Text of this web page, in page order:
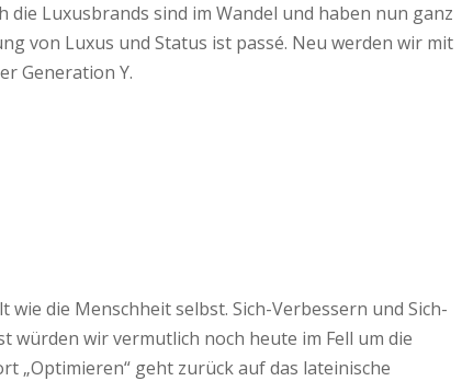
Luxusbrands sind im Wandel und haben nun ganz
von Luxus und Status ist passé. Neu werden wir mit
Generation Y.
die Menschheit selbst. Sich-Verbessern und Sich-
wir vermutlich noch heute im Fell um die
„Optimieren“ geht zurück auf das lateinische